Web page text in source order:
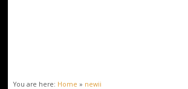
You are here: Home » newii